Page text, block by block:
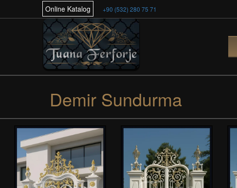
Online Katalog +90 (532) 280 75 71
Demir Sundurma